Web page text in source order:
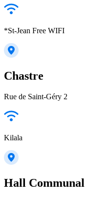
*St-Jean Free WIFI
Chastre
Rue de Saint-Géry 2
Kilala
Hall Communal